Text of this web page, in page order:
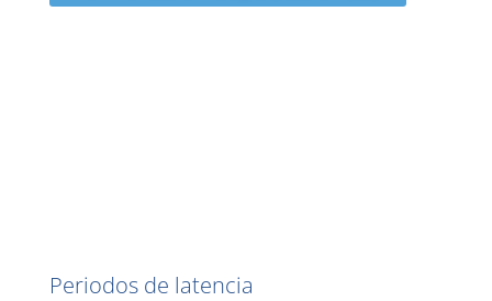
Periodos de latencia